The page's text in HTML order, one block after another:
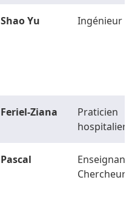
Shao Yu Ingénieur
Feriel-Ziana
Praticien
hospitalier
Pascal
Enseignant-
Chercheur